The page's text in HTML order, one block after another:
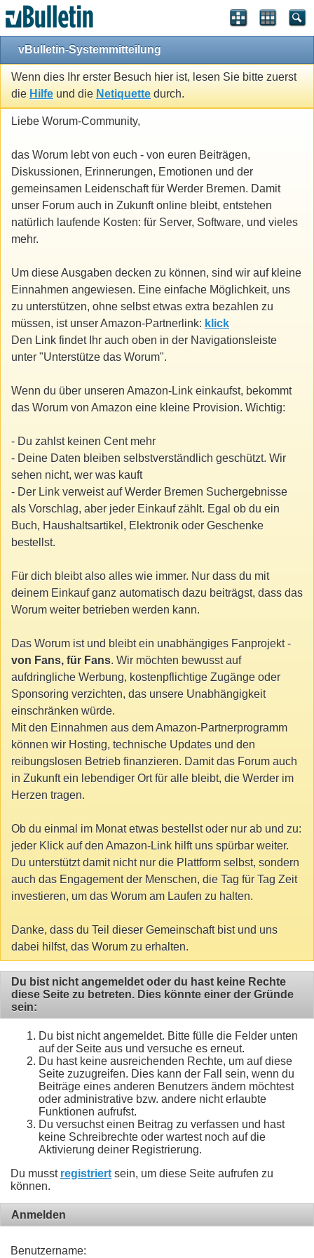
vBulletin-Systemmitteilung
Wenn dies Ihr erster Besuch hier ist, lesen Sie bitte zuerst
die Hilfe und die Netiquette durch.
Liebe Worum-Community,
das Worum lebt von euch - von euren Beiträgen,
Diskussionen, Erinnerungen, Emotionen und der
gemeinsamen Leidenschaft für Werder Bremen. Damit
unser Forum auch in Zukunft online bleibt, entstehen
natürlich laufende Kosten: für Server, Software, und vieles
mehr.
Um diese Ausgaben decken zu können, sind wir auf kleine
Einnahmen angewiesen. Eine einfache Möglichkeit, uns
zu unterstützen, ohne selbst etwas extra bezahlen zu
müssen, ist unser Amazon-Partnerlink: klick
Den Link findet Ihr auch oben in der Navigationsleiste
unter "Unterstütze das Worum".
Wenn du über unseren Amazon-Link einkaufst, bekommt
das Worum von Amazon eine kleine Provision. Wichtig:
- Du zahlst keinen Cent mehr
- Deine Daten bleiben selbstverständlich geschützt. Wir
sehen nicht, wer was kauft
- Der Link verweist auf Werder Bremen Suchergebnisse
als Vorschlag, aber jeder Einkauf zählt. Egal ob du ein
Buch, Haushaltsartikel, Elektronik oder Geschenke
bestellst.
Für dich bleibt also alles wie immer. Nur dass du mit
deinem Einkauf ganz automatisch dazu beiträgst, dass das
Worum weiter betrieben werden kann.
Das Worum ist und bleibt ein unabhängiges Fanprojekt -
von Fans, für Fans. Wir möchten bewusst auf
aufdringliche Werbung, kostenpflichtige Zugänge oder
Sponsoring verzichten, das unsere Unabhängigkeit
einschränken würde.
Mit den Einnahmen aus dem Amazon-Partnerprogramm
können wir Hosting, technische Updates und den
reibungslosen Betrieb finanzieren. Damit das Forum auch
in Zukunft ein lebendiger Ort für alle bleibt, die Werder im
Herzen tragen.
Ob du einmal im Monat etwas bestellst oder nur ab und zu:
jeder Klick auf den Amazon-Link hilft uns spürbar weiter.
Du unterstützt damit nicht nur die Plattform selbst, sondern
auch das Engagement der Menschen, die Tag für Tag Zeit
investieren, um das Worum am Laufen zu halten.
Danke, dass du Teil dieser Gemeinschaft bist und uns
dabei hilfst, das Worum zu erhalten.
Du bist nicht angemeldet oder du hast keine Rechte
diese Seite zu betreten. Dies könnte einer der Gründe
sein:
Du bist nicht angemeldet. Bitte fülle die Felder unten
auf der Seite aus und versuche es erneut.
Du hast keine ausreichenden Rechte, um auf diese
Seite zuzugreifen. Dies kann der Fall sein, wenn du
Beiträge eines anderen Benutzers ändern möchtest
oder administrative bzw. andere nicht erlaubte
Funktionen aufrufst.
Du versuchst einen Beitrag zu verfassen und hast
keine Schreibrechte oder wartest noch auf die
Aktivierung deiner Registrierung.
Du musst registriert sein, um diese Seite aufrufen zu
können.
Anmelden
Benutzername: